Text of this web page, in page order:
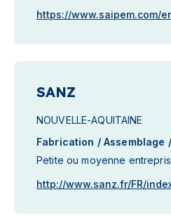
https://www.saipem.com/
SANZ
NOUVELLE-AQUITAINE
Fabrication / Assemblage
Petite ou moyenne
http://www.sanz.fr/FR/